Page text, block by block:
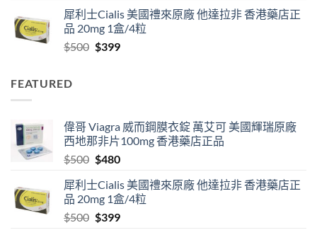
$829
through
犀利士Cialis 美國禮來原廠 他達拉非 香港藥店正
品 20mg 1盒/4粒
$500 Original
$399Current
FEATURED
偉哥 Viagra 威而鋼膜衣錠 萬艾可 美國輝瑞原廠
西地那非片100mg 香港藥店正品
$500 Original
was:
$500.
$480Current
is:
$480.
犀利士Cialis 美國禮來原廠 他達拉非 香港藥店正
品 20mg 1盒/4粒
$500 Original
$399Current